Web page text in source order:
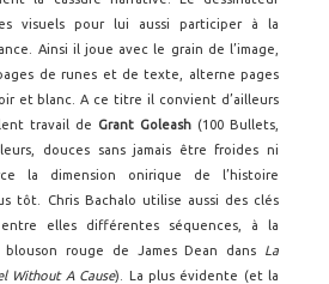
visuels pour lui aussi participer à la
Ainsi il joue avec le grain de l’image,
de runes et de texte, alterne pages
et blanc. A ce titre il convient d’ailleurs
travail de Grant Goleash (100 Bullets,
douces sans jamais être froides ni
la dimension onirique de l’histoire
tôt. Chris Bachalo utilise aussi des clés
elles différentes séquences, à la
blouson rouge de James Dean dans La
Without A Cause). La plus évidente (et la